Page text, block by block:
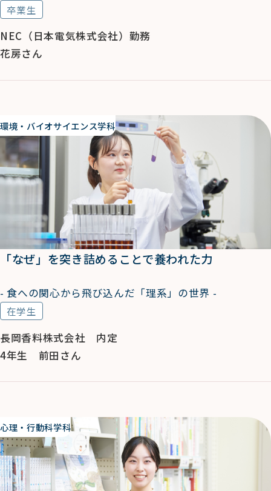
卒業生
NEC（日本電気株式会社）勤務
花房さん
環境・バイオサイエンス学科
「なぜ」を突き詰めることで養われた力
- 食への関心から飛び込んだ「理系」の世界 -
在学生
長岡香料株式会社 内定
4年生 前田さん
心理・行動科学科